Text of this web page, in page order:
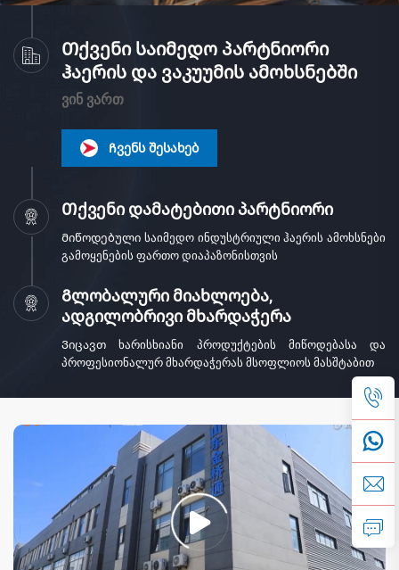
Თქვენი საიმედო პარტნიორი
ჰაერის და ვაკუუმის ამოხსნებში
ᲕᲘᲜ ᲕᲐᲠᲗ
Ჩვენს შესახებ
Თქვენი დამატებითი პარტნიორი
Მიწოდებული საიმედო ინდუსტრიული ჰაერის ამოხსნები
გამოყენების ფართო დიაპაზონისთვის
Გლობალური მიახლოება,
ადგილობრივი მხარდაჭერა
Ვიცავთ ხარისხიანი პროდუქტების მიწოდებასა და
პროფესიონალურ მხარდაჭერას მსოფლიოს მასშტაბით